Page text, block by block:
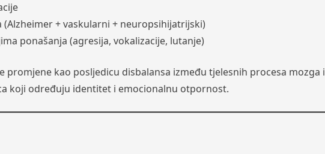
+ vaskularni + neuropsihijatrijski)
ponašanja (agresija, vokalizacije, lutanje)
promjene kao posljedicu disbalansa između tjelesnih procesa mozga i
koji određuju identitet i emocionalnu otpornost.